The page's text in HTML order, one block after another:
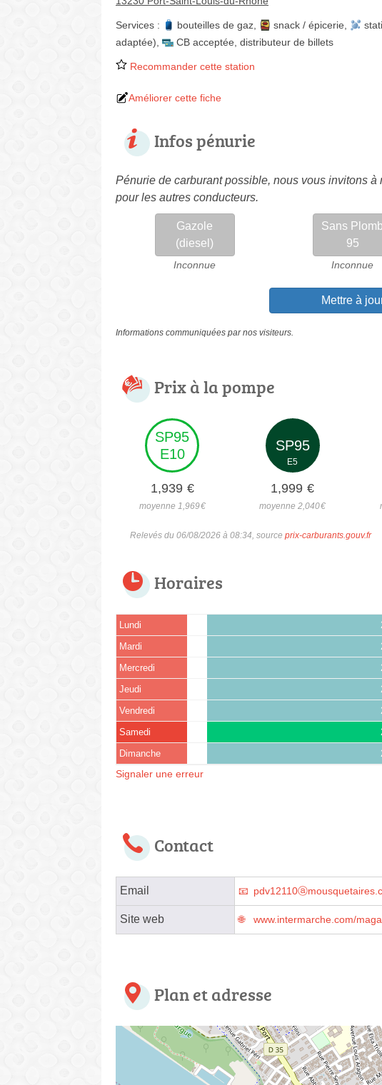
Services : bouteilles de gaz snack / épicerie
adaptée)
CB acceptée distributeur de billets
Recommander cette station
Améliorer cette fiche
Infos pénurie
Pénurie de carburant possible, nous vous invitons
pour les autres conducteurs.
Gazole
(diesel)
Inconnue
Sans Plomb
95
Inconnue
Mettre à
Informations communiquées par nos visiteurs.
Prix à la pompe
SP95
E10
1,939 €
moyenne 1,969€
SP95
E5
1,999 €
moyenne 2,040€
Relevés du 06/08/2026 à 08:34, source prix-carburants.gouv.fr
Horaires
Lundi
Mardi
Mercredi
Jeudi
Vendredi
Samedi
Dimanche
Signaler une erreur
Contact
Email
Site web www.intermarche.com/
Plan et adresse